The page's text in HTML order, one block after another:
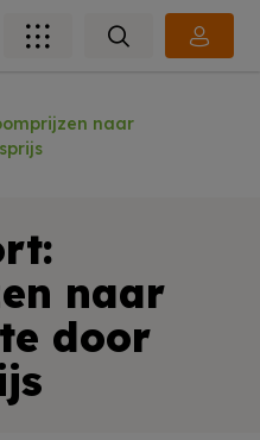
naar
naar
door